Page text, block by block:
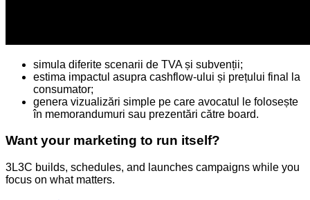
simula diferite scenarii de TVA și subvenții;
estima impactul asupra cashflow-ului și prețului final la
consumator;
genera vizualizări simple pe care avocatul le folosește
în memorandumuri sau prezentări către board.
Want your marketing to run itself?
3L3C builds, schedules, and launches campaigns while you
focus on what matters.